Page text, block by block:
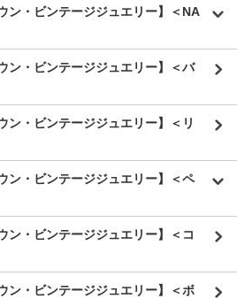
ン・ビンテージジュエリー】＜NA
ン・ビンテージジュエリー】＜バ
ン・ビンテージジュエリー】＜リ
ン・ビンテージジュエリー】＜ペ
ン・ビンテージジュエリー】＜コ
ン・ビンテージジュエリー】＜ボ